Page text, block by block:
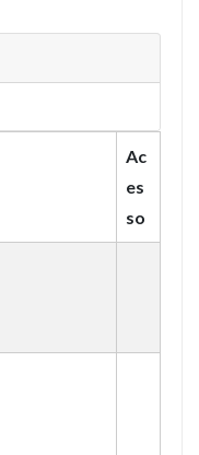
Ac
es
so